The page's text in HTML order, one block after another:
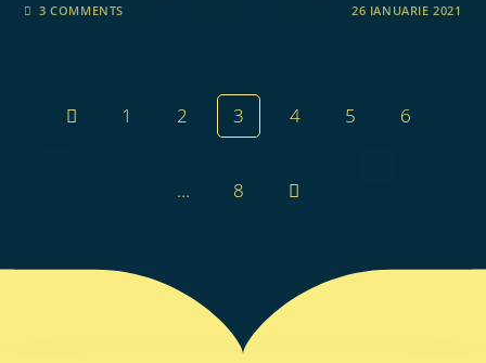
3 COMMENTS 26 IANUARIE 2021
1 2 3 4 5 6
… 8